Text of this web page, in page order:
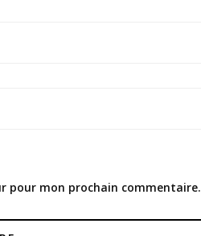
pour mon prochain commentaire.